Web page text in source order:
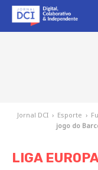
Jornal DCI › Esporte ›
jogo do
LIGA